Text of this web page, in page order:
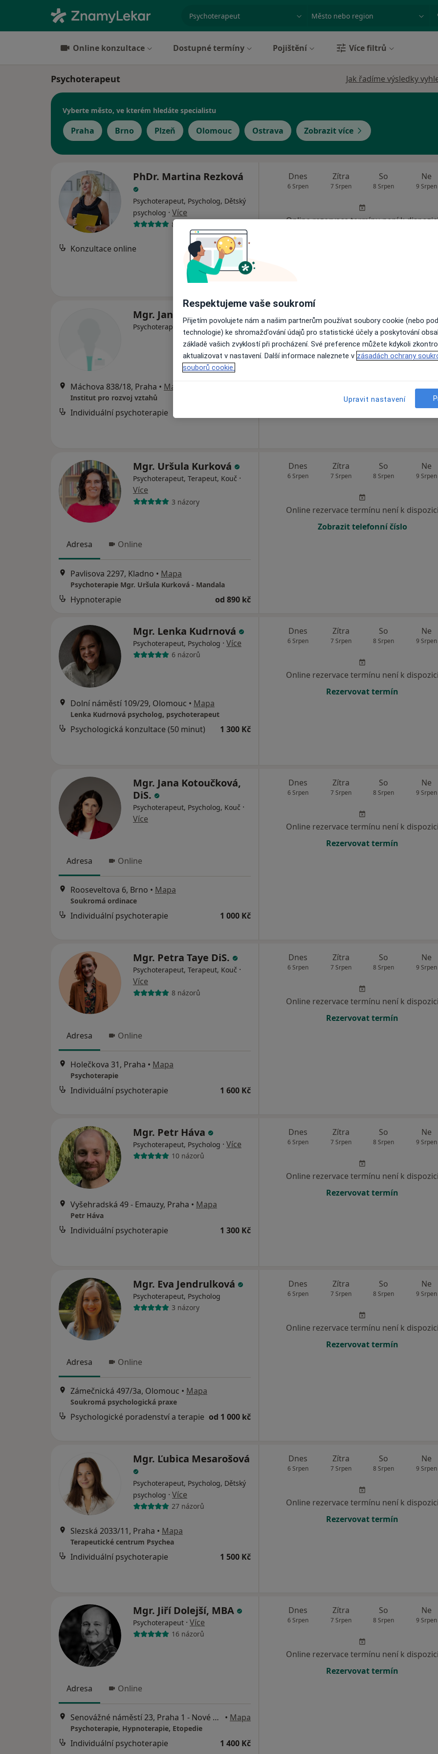
Město nebo region
Online konzultace Dostupné termíny Pojištění Více filtrů
Psychoterapeut Jak řadíme výsledky
Vyberte město, ve kterém hledáte specialistu
Praha Brno Plzeň Olomouc Ostrava Zobrazit více
PhDr. Martina Rezková
Psychoterapeut, Psycholog, Dětský
psycholog · Více
80 názorů
Konzultace online 1 200 Kč
Dnes
6 Srpen
Zítra
7 Srpen
So
8 Srpen
Ne
9 Srpen
Online rezervace termínu není k
Mgr. Jana Jonáková
Psychoterapeut ·Více
Máchova 838/18, Praha • Mapa
Institut pro rozvoj vztahů
Individuální psychoterapie
6 Srpen 7 Srpen 8 Srpen 9 Srpen
Online rezervace termínu není k
Mgr. Uršula Kurková
Psychoterapeut, Terapeut, Kouč ·
Více
3 názory
Adresa Online
Pavlisova 2297, Kladno • Mapa
Psychoterapie Mgr. Uršula Kurková - Mandala
Hypnoterapie od 890 kč
Dnes
6 Srpen
Zítra
7 Srpen
So
8 Srpen
Ne
9 Srpen
Online rezervace termínu není k dispozici
Zobrazit telefonní číslo
Mgr. Lenka Kudrnová
Psychoterapeut, Psycholog · Více
6 názorů
Dolní náměstí 109/29, Olomouc • Mapa
Lenka Kudrnová psycholog, psychoterapeut
Psychologická konzultace (50 minut) 1 300 Kč
Dnes
6 Srpen
Zítra
7 Srpen
So
8 Srpen
Ne
9 Srpen
Online rezervace termínu není k dispozici
Rezervovat termín
Mgr. Jana Kotoučková,
DiS.
Psychoterapeut, Psycholog, Kouč ·
Více
Adresa Online
Rooseveltova 6, Brno • Mapa
Soukromá ordinace
Individuální psychoterapie 1 000 Kč
Dnes
6 Srpen
Zítra
7 Srpen
So
8 Srpen
Ne
9 Srpen
Online rezervace termínu není k dispozici
Rezervovat termín
Mgr. Petra Taye DiS.
Psychoterapeut, Terapeut, Kouč ·
Více
8 názorů
Adresa Online
Holečkova 31, Praha • Mapa
Psychoterapie
Individuální psychoterapie 1 600 Kč
Dnes
6 Srpen
Zítra
7 Srpen
So
8 Srpen
Ne
9 Srpen
Online rezervace termínu není k dispozici
Rezervovat termín
Mgr. Petr Háva
Psychoterapeut, Psycholog · Více
10 názorů
Vyšehradská 49 - Emauzy, Praha • Mapa
Petr Háva
Individuální psychoterapie 1 300 Kč
Dnes
6 Srpen
Zítra
7 Srpen
So
8 Srpen
Ne
9 Srpen
Online rezervace termínu není k dispozici
Rezervovat termín
Mgr. Eva Jendrulková
Psychoterapeut, Psycholog
3 názory
Adresa Online
Zámečnická 497/3a, Olomouc • Mapa
Soukromá psychologická praxe
Psychologické poradenství a terapie od 1 000 kč
Dnes
6 Srpen
Zítra
7 Srpen
So
8 Srpen
Ne
9 Srpen
Online rezervace termínu není k dispozici
Rezervovat termín
Mgr. Ľubica Mesarošová
Psychoterapeut, Psycholog, Dětský
psycholog · Více
27 názorů
Slezská 2033/11, Praha • Mapa
Terapeutické centrum Psychea
Individuální psychoterapie 1 500 Kč
Dnes
6 Srpen
Zítra
7 Srpen
So
8 Srpen
Ne
9 Srpen
Online rezervace termínu není k dispozici
Rezervovat termín
Mgr. Jiří Dolejší, MBA
Psychoterapeut · Více
16 názorů
Adresa Online
Senovážné náměstí 23, Praha 1 - Nové Město, budova B (5. patro), Praha • Mapa
Psychoterapie, Hypnoterapie, Etopedie
Individuální psychoterapie 1 400 Kč
Dnes
6 Srpen
Zítra
7 Srpen
So
8 Srpen
Ne
9 Srpen
Online rezervace termínu není k dispozici
Rezervovat termín
Respektujeme vaše soukromí
Přijetím povolujete nám a našim partnerům používat soubory cookie (nebo
technologie) ke shromažďování údajů pro statistické účely a poskytování
základě vašich zvyklostí při procházení. Své preference můžete kdykoli
aktualizovat v nastavení. Další informace naleznete v zásadách ochrany
souborů cookie.
Upravit nastavení